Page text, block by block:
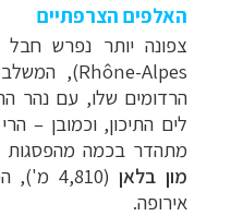
האלפים הצרפתיים
צפונה יותר נפרש חבל
Rhône-Alpes),
המשלב
הרדומים שלו, עם נהר
לים התיכון, וכמובן – הרי
מתהדר בכמה מהפסגות
מון בלאן
אירופה.